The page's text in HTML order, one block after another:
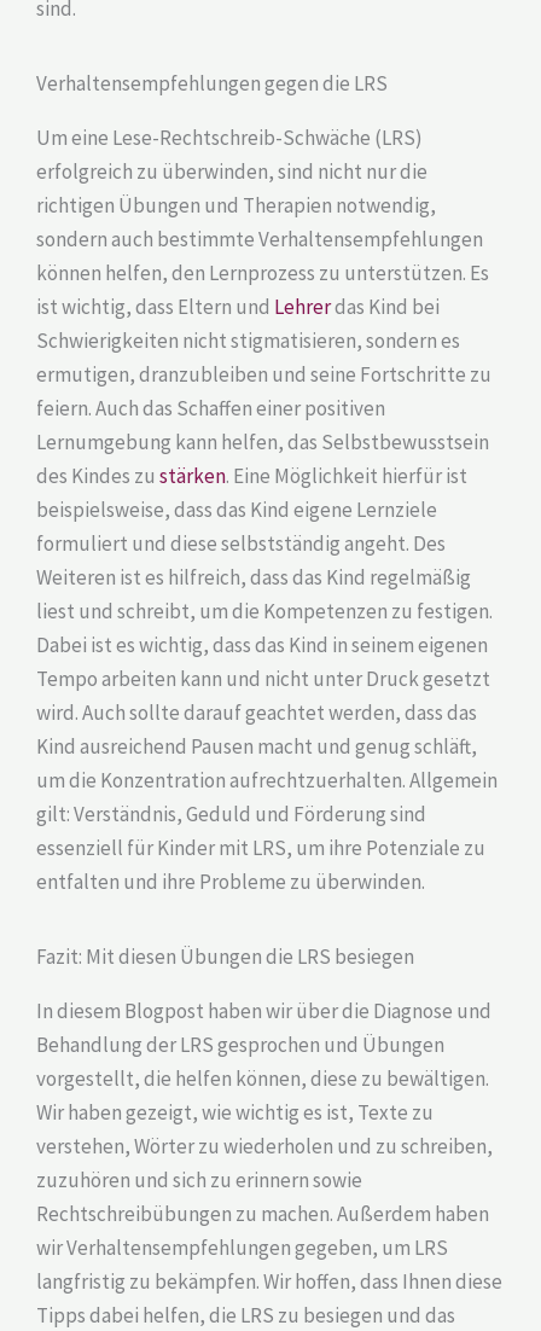
sind.
Verhaltensempfehlungen gegen die LRS
Um eine Lese-Rechtschreib-Schwäche (LRS)
erfolgreich zu überwinden, sind nicht nur die
richtigen Übungen und Therapien notwendig,
sondern auch bestimmte Verhaltensempfehlungen
können helfen, den Lernprozess zu unterstützen. Es
ist wichtig, dass Eltern und Lehrerdas Kind bei
Schwierigkeiten nicht stigmatisieren, sondern es
ermutigen, dranzubleiben und seine Fortschritte zu
feiern. Auch das Schaffen einer positiven
Lernumgebung kann helfen, das Selbstbewusstsein
des Kindes zu stärken. Eine Möglichkeit hierfür ist
beispielsweise, dass das Kind eigene Lernziele
formuliert und diese selbstständig angeht. Des
Weiteren ist es hilfreich, dass das Kind regelmäßig
liest und schreibt, um die Kompetenzen zu festigen.
Dabei ist es wichtig, dass das Kind in seinem eigenen
Tempo arbeiten kann und nicht unter Druck gesetzt
wird. Auch sollte darauf geachtet werden, dass das
Kind ausreichend Pausen macht und genug schläft,
um die Konzentration aufrechtzuerhalten. Allgemein
gilt: Verständnis, Geduld und Förderung sind
essenziell für Kinder mit LRS, um ihre Potenziale zu
entfalten und ihre Probleme zu überwinden.
Fazit: Mit diesen Übungen die LRS besiegen
In diesem Blogpost haben wir über die Diagnose und
Behandlung der LRS gesprochen und Übungen
vorgestellt, die helfen können, diese zu bewältigen.
Wir haben gezeigt, wie wichtig es ist, Texte zu
verstehen, Wörter zu wiederholen und zu schreiben,
zuzuhören und sich zu erinnern sowie
Rechtschreibübungen zu machen. Außerdem haben
wir Verhaltensempfehlungen gegeben, um LRS
langfristig zu bekämpfen. Wir hoffen, dass Ihnen diese
Tipps dabei helfen, die LRS zu besiegen und das